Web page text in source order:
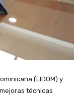
(LIDOM) y
técnicas